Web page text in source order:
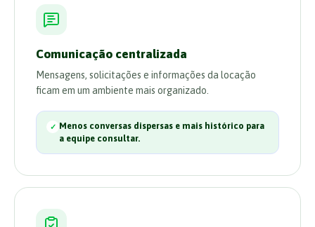
Comunicação centralizada
Mensagens, solicitações e informações da locação
ficam em um ambiente mais organizado.
Menos conversas dispersas e mais histórico para
a equipe consultar.